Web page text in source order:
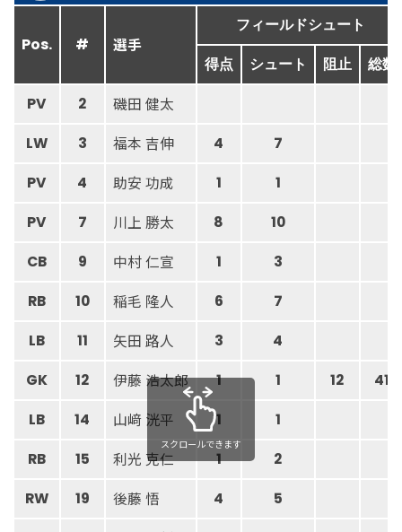
Pos. # 選手
フィールドシュート
得点 シュート 阻止 総数
PV 2 磯田 健太
LW 3 福本 吉伸 4 7
PV 4 助安 功成 1 1
PV 7 川上 勝太 8 10
CB 9 中村 仁宣 1 3
RB 10 稲毛 隆人 6 7
LB 11 矢田 路人 3 4
GK 12 伊藤 浩太郎 1 1 12 41
LB 14 山﨑 洸平 1 1
RB 15 利光 克仁 1 2
RW 19 後藤 悟 4 5
スクロールできます